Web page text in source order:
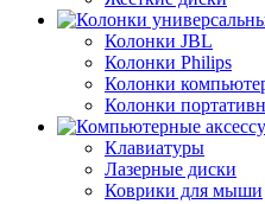
Колонки JBL
Колонки Philips
Колонки
Колонки
Клавиатуры
Лазерные диски
Коврики для мыши